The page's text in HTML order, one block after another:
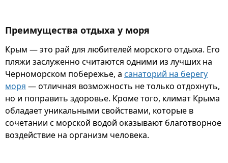
Преимущества отдыха у моря
Крым — это рай для любителей морского отдыха. Его
пляжи заслуженно считаются одними из лучших на
Черноморском побережье, а санаторий на берегу
моря — отличная возможность не только отдохнуть,
но и поправить здоровье. Кроме того, климат Крыма
обладает уникальными свойствами, которые в
сочетании с морской водой оказывают благотворное
воздействие на организм человека.